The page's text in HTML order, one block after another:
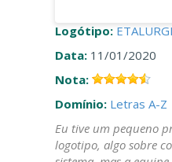
Logótipo:
Data: 11/01/2020
Nota:
Domínio: Letras A-Z
Eu tive um pequeno
logotipo, algo sobre